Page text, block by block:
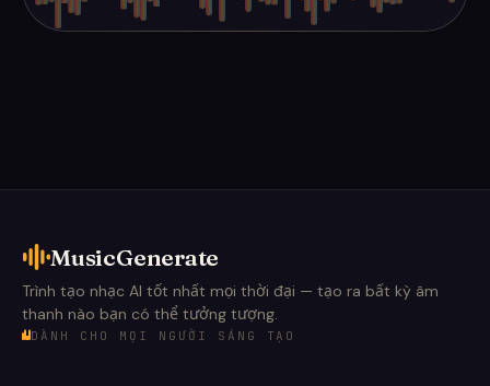
MusicGenerate
Trình tạo nhạc AI tốt nhất mọi thời đại — tạo ra bất kỳ âm
thanh nào bạn có thể tưởng tượng.
DÀNH CHO MỌI NGƯỜI SÁNG TẠO